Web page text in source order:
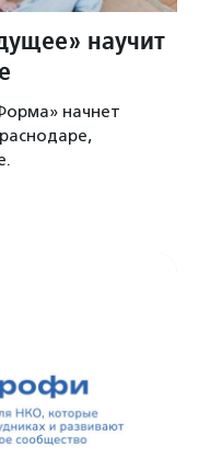
научит
начнет